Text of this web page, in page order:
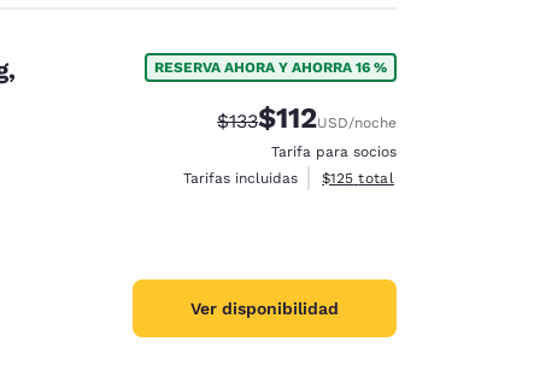
RESERVA AHORA Y AHORRA 16 %
Precio tachado:
$133Precio con descuento:
$112USD/noche
Tarifa para socios
Tarifas incluidas
Ver detalles del total
$125 total
Ver disponibilidad